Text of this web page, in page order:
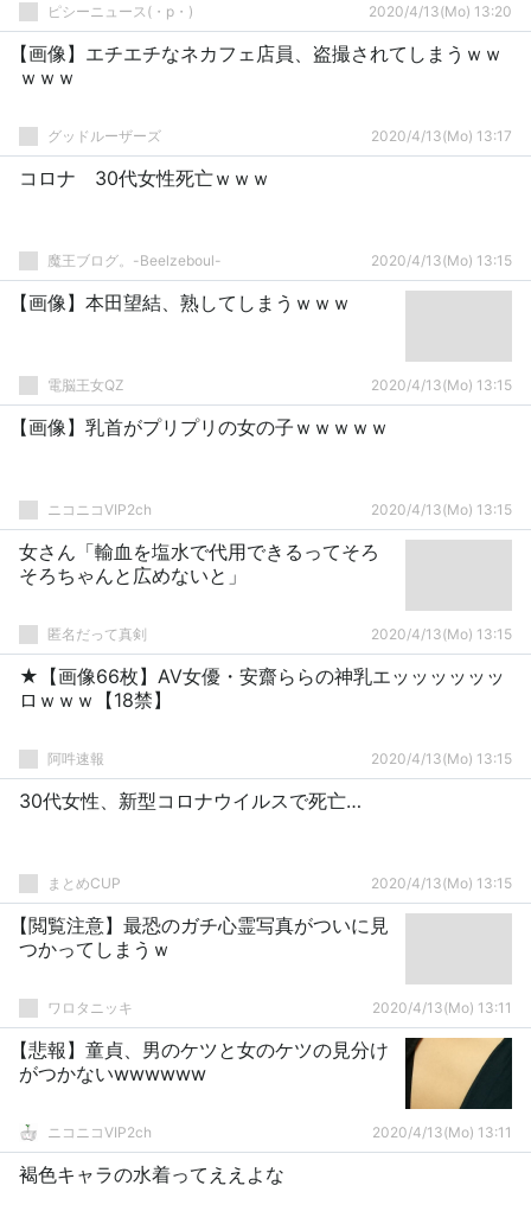
ピシーニュース(・p・)ゞ 2020/4/13(Mo) 13:20
【画像】エチエチなネカフェ店員、盗撮されてしまうｗｗ
ｗｗｗ
グッドルーザーズ 2020/4/13(Mo) 13:17
コロナ 30代女性死亡ｗｗｗ
魔王ブログ。-Beelzeboul- 2020/4/13(Mo) 13:15
【画像】本田望結、熟してしまうｗｗｗ
電脳王女QZ 2020/4/13(Mo) 13:15
【画像】乳首がプリプリの女の子ｗｗｗｗｗ
ニコニコVIP2ch 2020/4/13(Mo) 13:15
女さん「輸血を塩水で代用できるってそろ
そろちゃんと広めないと」
匿名だって真剣 2020/4/13(Mo) 13:15
★【画像66枚】AV女優・安齋ららの神乳エッッッッッッ
ロｗｗｗ【18禁】
阿吽速報 2020/4/13(Mo) 13:15
30代女性、新型コロナウイルスで死亡…
まとめCUP 2020/4/13(Mo) 13:15
【閲覧注意】最恐のガチ心霊写真がついに見
つかってしまうｗ
ワロタニッキ 2020/4/13(Mo) 13:11
【悲報】童貞、男のケツと女のケツの見分け
がつかないwwwwww
ニコニコVIP2ch 2020/4/13(Mo) 13:11
褐色キャラの水着ってええよな